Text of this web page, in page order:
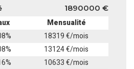
1890000 €
Mensualité
18319 €/mois
13124 €/mois
10633 €/mois